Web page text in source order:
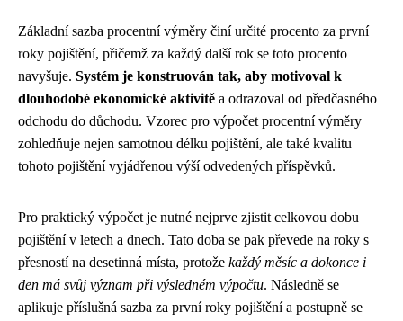
Základní sazba procentní výměry činí určité procento za první
roky pojištění, přičemž za každý další rok se toto procento
navyšuje. Systém je konstruován tak, aby motivoval k
dlouhodobé ekonomické aktivitě a odrazoval od předčasného
odchodu do důchodu. Vzorec pro výpočet procentní výměry
zohledňuje nejen samotnou délku pojištění, ale také kvalitu
tohoto pojištění vyjádřenou výší odvedených příspěvků.
Pro praktický výpočet je nutné nejprve zjistit celkovou dobu
pojištění v letech a dnech. Tato doba se pak převede na roky s
přesností na desetinná místa, protože každý měsíc a dokonce i
den má svůj význam při výsledném výpočtu. Následně se
aplikuje příslušná sazba za první roky pojištění a postupně se